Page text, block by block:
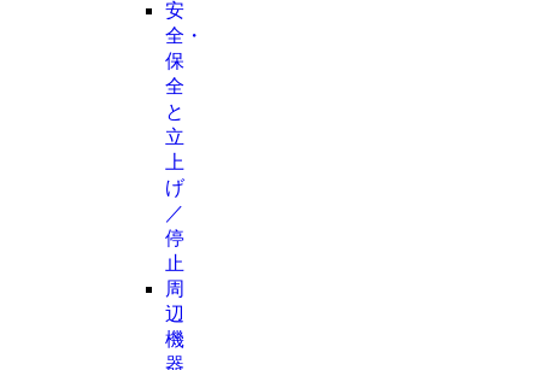
安
全・
保
全
と
立
上
げ
／
停
止
周
辺
機
器